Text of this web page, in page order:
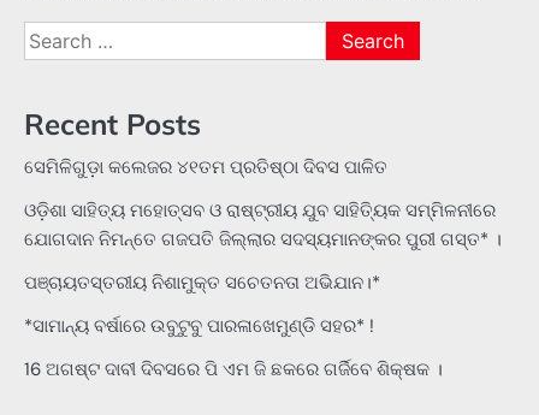
Search
for:
Recent Posts
ସେମିଳିଗୁଡ଼ା କଲେଜର ୪୧ତମ ପ୍ରତିଷ୍ଠା ଦିବସ ପାଳିତ
ଓଡ଼ିଶା ସାହିତ୍ୟ ମହୋତ୍ସବ ଓ ରାଷ୍ଟ୍ରୀୟ ଯୁବ ସାହିତ୍ୟିକ ସମ୍ମିଳନୀରେ
ଯୋଗଦାନ ନିମନ୍ତେ ଗଜପତି ଜିଲ୍ଲାର ସଦସ୍ୟମାନଙ୍କର ପୁରୀ ଗସ୍ତ* ।
ପଞ୍ଚାୟତସ୍ତରୀୟ ନିଶାମୁକ୍ତ ସଚେତନତା ଅଭିଯାନ।*
*ସାମାନ୍ୟ ବର୍ଷାରେ ଉବୁଟୁବୁ ପାରଳାଖେମୁଣ୍ଡି ସହର* !
16 ଅଗଷ୍ଟ ଦାବୀ ଦିବସରେ ପି ଏମ ଜି ଛକରେ ଗର୍ଜିବେ ଶିକ୍ଷକ ।